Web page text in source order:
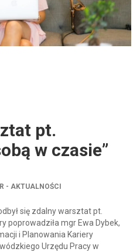
pt.
w czasie”
- AKTUALNOŚCI
się zdalny warsztat pt.
poprowadziła mgr Ewa Dybek,
i Planowania Kariery
Urzędu Pracy w